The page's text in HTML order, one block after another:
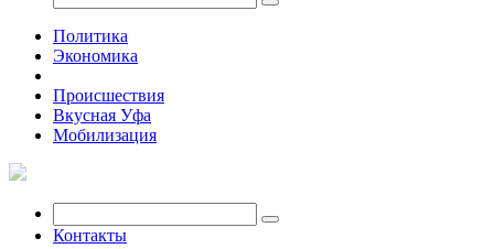
Политика
Экономика
Происшествия
Вкусная Уфа
Мобилизация
Контакты